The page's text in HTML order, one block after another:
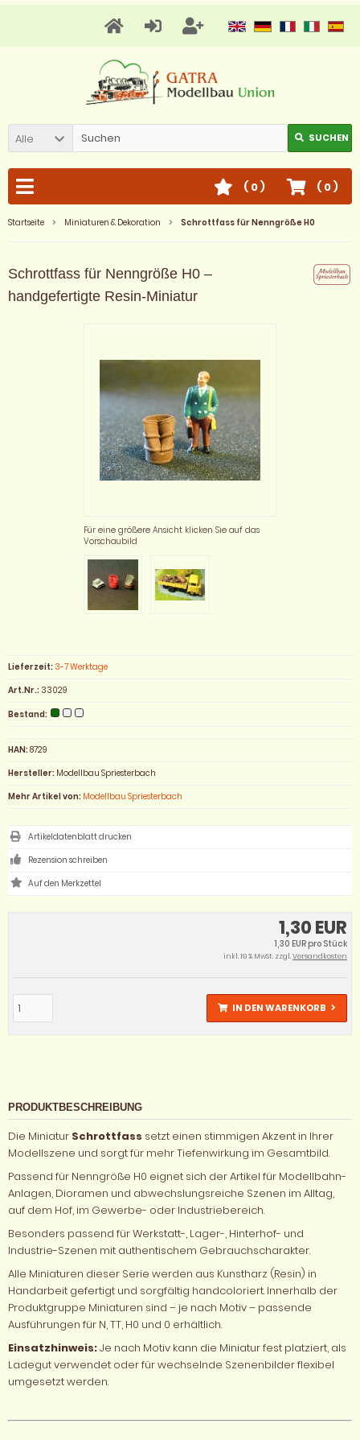
Alle SUCHEN
( 0)
( 0)
Startseite Miniaturen & Dekoration Schrottfass für Nenngröße H0
Schrottfass für Nenngröße H0 –
handgefertigte Resin-Miniatur
Für eine größere Ansicht klicken Sie auf das
Vorschaubild
1,30 EUR
1,30 EUR pro Stück
inkl. 19 % MwSt. zzgl.Versandkosten
IN DEN WARENKORB
Lieferzeit: 3-7 Werktage
Art.Nr.: 33029
Bestand:
HAN:8729
Hersteller: Modellbau Spriesterbach
Mehr Artikel von: Modellbau Spriesterbach
Artikeldatenblatt drucken
Rezension schreiben
PRODUKTBESCHREIBUNG
Die Miniatur Schrottfass setzt einen stimmigen Akzent in Ihrer
Modellszene und sorgt für mehr Tiefenwirkung im Gesamtbild.
Passend für Nenngröße H0 eignet sich der Artikel für Modellbahn-
Anlagen, Dioramen und abwechslungsreiche Szenen im Alltag,
auf dem Hof, im Gewerbe- oder Industriebereich.
Besonders passend für Werkstatt-, Lager-, Hinterhof- und
Industrie-Szenen mit authentischem Gebrauchscharakter.
Alle Miniaturen dieser Serie werden aus Kunstharz (Resin) in
Handarbeit gefertigt und sorgfältig handcoloriert. Innerhalb der
Produktgruppe Miniaturen sind – je nach Motiv – passende
Ausführungen für N, TT, H0 und 0 erhältlich.
Einsatzhinweis:Je nach Motiv kann die Miniatur fest platziert, als
Ladegut verwendet oder für wechselnde Szenenbilder flexibel
umgesetzt werden.